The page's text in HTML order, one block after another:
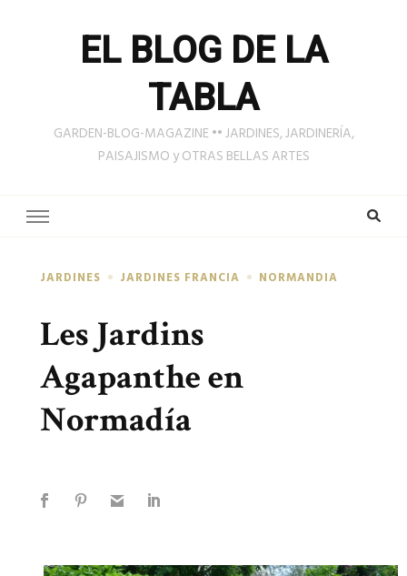
EL BLOG DE LA
TABLA
GARDEN-BLOG-MAGAZINE •• JARDINES, JARDINERÍA,
PAISAJISMO y OTRAS BELLAS ARTES
JARDINES JARDINES FRANCIA NORMANDIA
Les Jardins
Agapanthe en
Normadía